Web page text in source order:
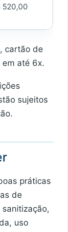
520,00
cartão de
até 6x.
sujeitos
práticas
de
uso